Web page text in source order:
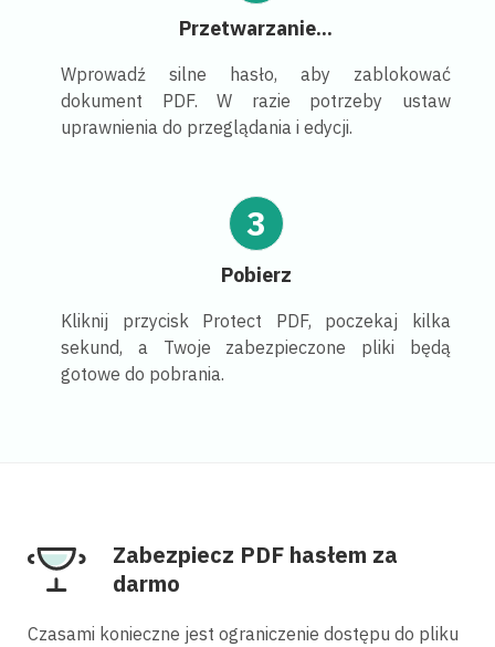
Przetwarzanie...
Wprowadź silne hasło, aby zablokować
dokument PDF. W razie potrzeby ustaw
uprawnienia do przeglądania i edycji.
3
Pobierz
Kliknij przycisk Protect PDF, poczekaj kilka
sekund, a Twoje zabezpieczone pliki będą
gotowe do pobrania.
Zabezpiecz PDF hasłem za
darmo
Czasami konieczne jest ograniczenie dostępu do pliku